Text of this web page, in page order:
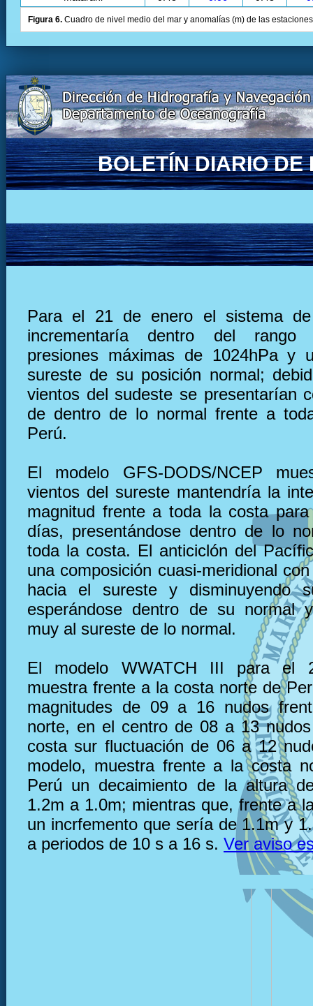
Figura 6. Cuadro de nivel medio del mar y anomalías (m) de las
BOLETÍN DIARIO DE
Para el 21 de enero el sistema
incrementaría dentro del rango
presiones máximas de 1024hPa y
sureste de su posición normal;
vientos del sudeste se presentarían
de dentro de lo normal frente a
Perú.
El modelo GFS-DODS/NCEP
vientos del sureste mantendría la
magnitud frente a toda la costa
días, presentándose dentro de lo
toda la costa. El anticiclón del
una composición cuasi-meridional
hacia el sureste y disminuyendo
esperándose dentro de su normal
muy al sureste de lo normal.
El modelo WWATCH III para el
muestra frente a la costa norte de
magnitudes de 09 a 16 nudos
norte, en el centro de 08 a 13
costa sur fluctuación de 06 a 12
modelo, muestra frente a la costa
Perú un decaimiento de la altura
1.2m a 1.0m; mientras que, frente a
un incrfemento que sería de 1.1m y
a periodos de 10 s a 16 s. Ver aviso